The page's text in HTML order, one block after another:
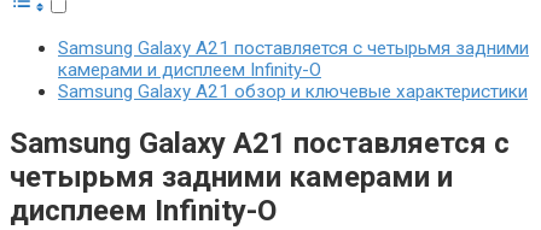
Samsung Galaxy A21 поставляется с четырьмя задними
камерами и дисплеем Infinity-O
Samsung Galaxy A21 обзор и ключевые характеристики
Samsung Galaxy A21 поставляется с
четырьмя задними камерами и
дисплеем Infinity-O